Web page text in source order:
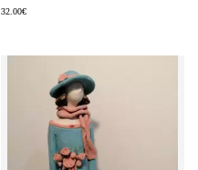
32.00€